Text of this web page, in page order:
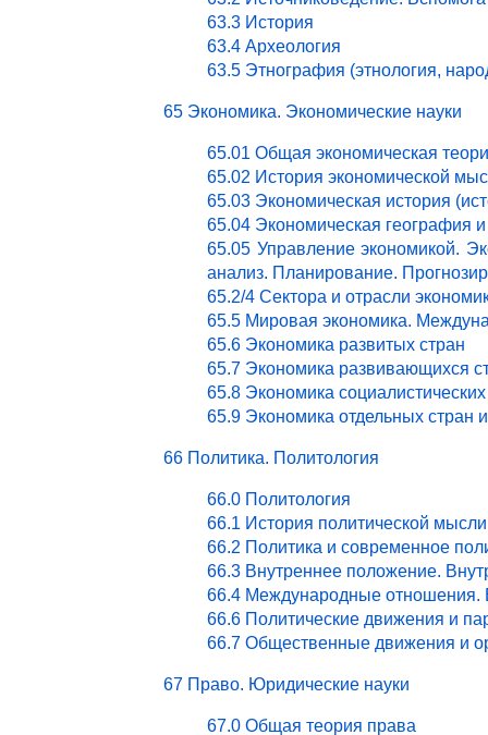
63.3 История
63.4 Археология
63.5 Этнография (этнология,
65 Экономика. Экономические науки
65.01 Общая экономическая
65.02 История экономической
65.03 Экономическая история
65.04 Экономическая география
65.05 Управление экономикой.
анализ. Планирование.
65.2/4 Сектора и отрасли
65.5 Мировая экономика.
65.6 Экономика развитых стран
65.7 Экономика развивающихся
65.8 Экономика
65.9 Экономика отдельных стран
66 Политика. Политология
66.0 Политология
66.1 История политической мысли
66.2 Политика и современное
66.3 Внутреннее положение.
66.4 Международные отношения.
66.6 Политические движения и
66.7 Общественные движения и
67 Право. Юридические науки
67.0 Общая теория права